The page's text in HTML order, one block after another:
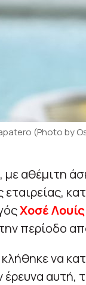
(Photo by
με αθέμιτη
εταιρείας,
Χοσέ
περίοδο
να
έρευνα αυτή,